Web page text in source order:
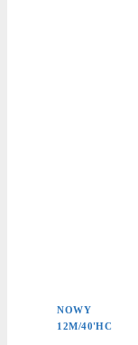
NOWY
12M/40'HC